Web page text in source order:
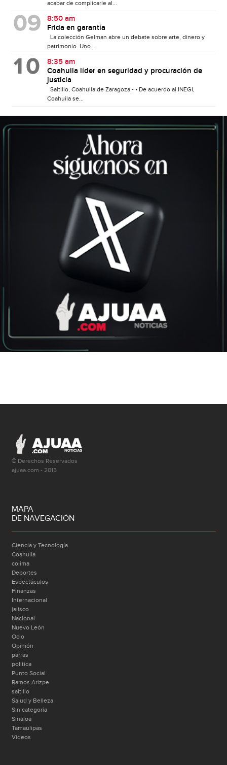
acabar de complicarle al...
8:50 am
Frida en garantía
La colección Gelman abre un debate sobre arte, dinero y
patrimonio. Uno...
8:35 am
Coahuila líder en seguridad y procuración de
justicia
Saltillo, Coahuila de Zaragoza.- • De acuerdo al INEGI,
Coahuila se...
© Derechos Reservados
ajuaa.com - 2015
MAPA
DE NAVEGACIÓN
Ciencia y Tecnología
Coahuila
colima
Deportes
Espectáculos
Finanzas
Internacional
jalisco
Nacional
Nuevo León
Ocio
Opinión
parras
politica
Punto Social
Ramos Arizpe
saltillo
Salud y Belleza
Sin categoría
Sinaloa
Tamaulipas
Videos